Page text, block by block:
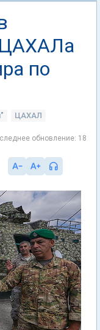
ЦАХАЛа
по
ЦАХАЛ
обновление: 18